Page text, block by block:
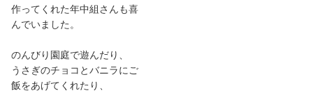
作ってくれた年中組さんも喜
んでいました。
のんびり園庭で遊んだり、
うさぎのチョコとバニラにご
飯をあげてくれたり、